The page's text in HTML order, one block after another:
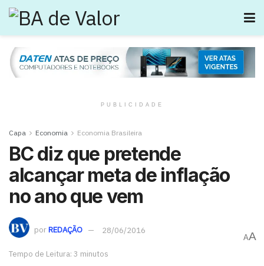
PUBLICIDADE
Capa Economia Economia Brasileira
BC diz que pretende
alcançar meta de inflação
no ano que vem
porREDAÇÃO 28/06/2016
Tempo de Leitura: 3 minutos
AA